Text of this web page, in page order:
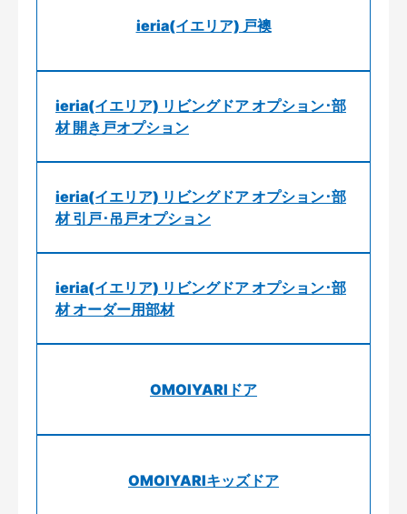
ieria(イエリア) 戸襖
ieria(イエリア) リビングドア オプション･部
材 開き戸オプション
ieria(イエリア) リビングドア オプション･部
材 引戸･吊戸オプション
ieria(イエリア) リビングドア オプション･部
材 オーダー用部材
OMOIYARIドア
OMOIYARIキッズドア